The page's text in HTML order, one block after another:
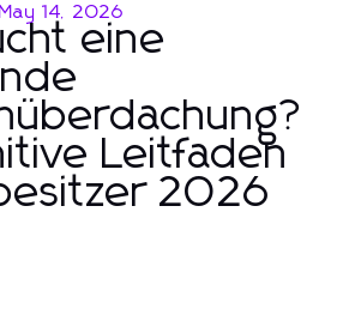
May 14, 2026
eine
Leitfaden
2026